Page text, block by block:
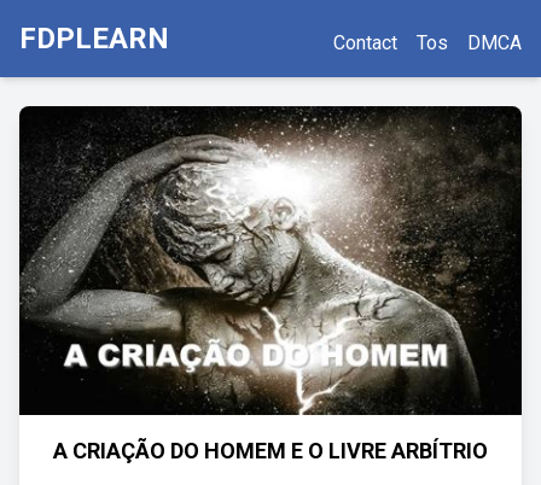
FDPLEARN Contact Tos DMCA
A CRIAÇÃO DO HOMEM E O LIVRE ARBÍTRIO